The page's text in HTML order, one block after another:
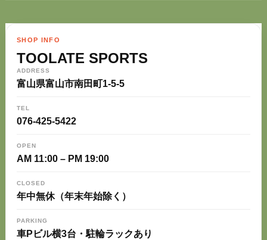
SHOP INFO
TOOLATE SPORTS
ADDRESS
富山県富山市南田町1-5-5
TEL
076-425-5422
OPEN
AM 11:00 – PM 19:00
CLOSED
年中無休（年末年始除く）
PARKING
車Pビル横3台・駐輪ラックあり